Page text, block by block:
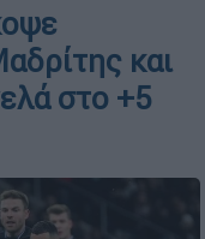
και
στο +5